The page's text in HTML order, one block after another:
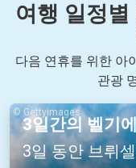
여행 일정
다음 연휴를 위한 아
관광
3일간의 벨기
3일 동안 브뤼
© Gettyimages